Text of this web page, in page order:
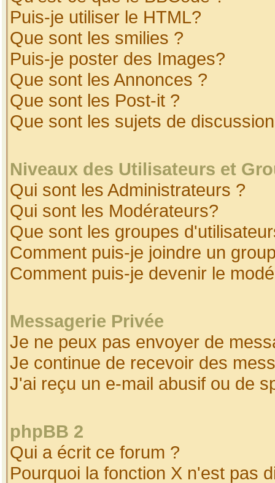
Puis-je utiliser le HTML?
Que sont les smilies ?
Puis-je poster des Images?
Que sont les Annonces ?
Que sont les Post-it ?
Que sont les sujets de
Niveaux des Utilisateurs et
Qui sont les Administrateurs ?
Qui sont les Modérateurs?
Que sont les groupes
Comment puis-je joindre un
Comment puis-je devenir le
Messagerie Privée
Je ne peux pas envoyer de
Je continue de recevoir des
J'ai reçu un e-mail abusif ou de
phpBB 2
Qui a écrit ce forum ?
Pourquoi la fonction X n'est pas